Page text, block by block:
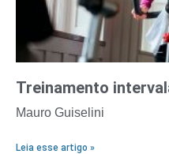
Treinamento
Mauro Guiselini
Leia esse artigo »